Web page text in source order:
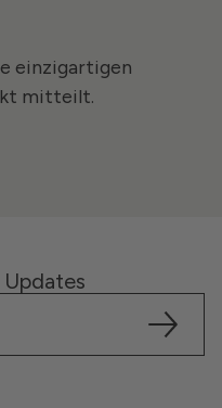
einzigartigen
mitteilt.